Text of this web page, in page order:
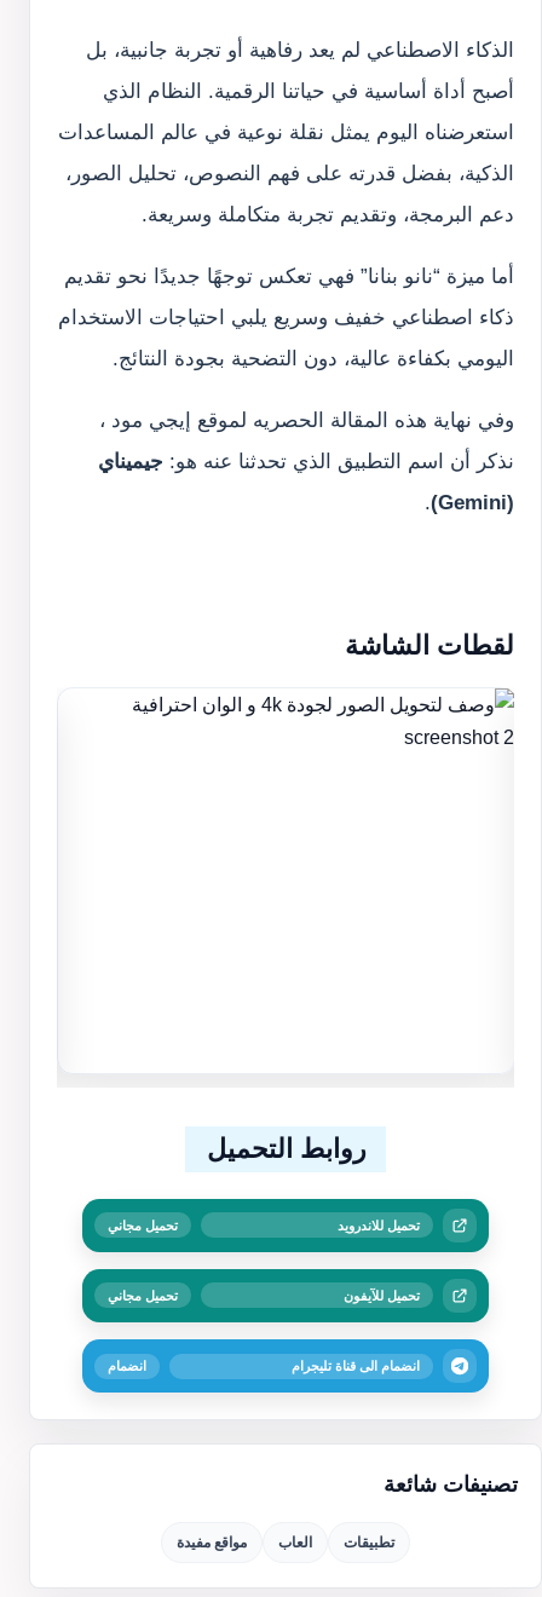
تصنيفات شائعة
تطبيقات العاب مواقع مفيدة
الذكاء الاصطناعي لم يعد رفاهية أو تجربة جانبية، بل
أصبح أداة أساسية في حياتنا الرقمية. النظام الذي
استعرضناه اليوم يمثل نقلة نوعية في عالم المساعدات
الذكية، بفضل قدرته على فهم النصوص، تحليل الصور،
دعم البرمجة، وتقديم تجربة متكاملة وسريعة.
أما ميزة “نانو بنانا” فهي تعكس توجهًا جديدًا نحو تقديم
ذكاء اصطناعي خفيف وسريع يلبي احتياجات الاستخدام
اليومي بكفاءة عالية، دون التضحية بجودة النتائج.
وفي نهاية هذه المقالة الحصريه لموقع إيجي مود ،
نذكر أن اسم التطبيق الذي تحدثنا عنه هو: جيميناي
(Gemini)
.
لقطات الشاشة
روابط التحميل
تحميل للاندرويد تحميل مجاني
تحميل للآيفون تحميل مجاني
انضمام الى قناة تليجرام انضمام